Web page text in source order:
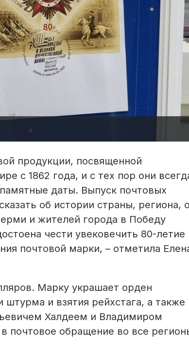
продукции, посвященной
с 1862 года, и с тех пор они
даты. Выпуск почтовых
об истории страны, региона, о
и жителей города в Победу
чести увековечить 80-летие
почтовой марки, – отметила
Марку украшает орден
и взятия рейхстага, а также
Халдеем и Владимиром
почтовое обращение во все